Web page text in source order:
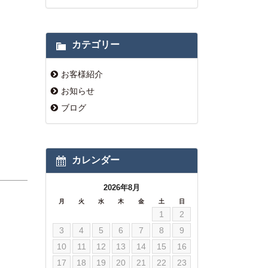
カテゴリー
お客様紹介
お知らせ
ブログ
カレンダー
2026年8月
月 火 水 木 金 土 日
1
2
3
4 5 6 7 8
9
10
11 12 13 14 15
16
17
18 19 20 21 22 23